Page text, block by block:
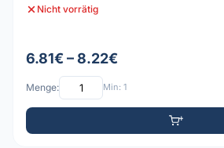
Nicht vorrätig
6.81€ – 8.22€
Menge: Min: 1